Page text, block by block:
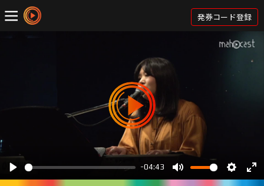
発券コード登録